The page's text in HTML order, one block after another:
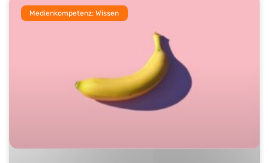
Medienkompetenz: Wissen